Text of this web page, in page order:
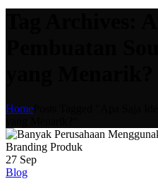
Home
27 Sep
Blog